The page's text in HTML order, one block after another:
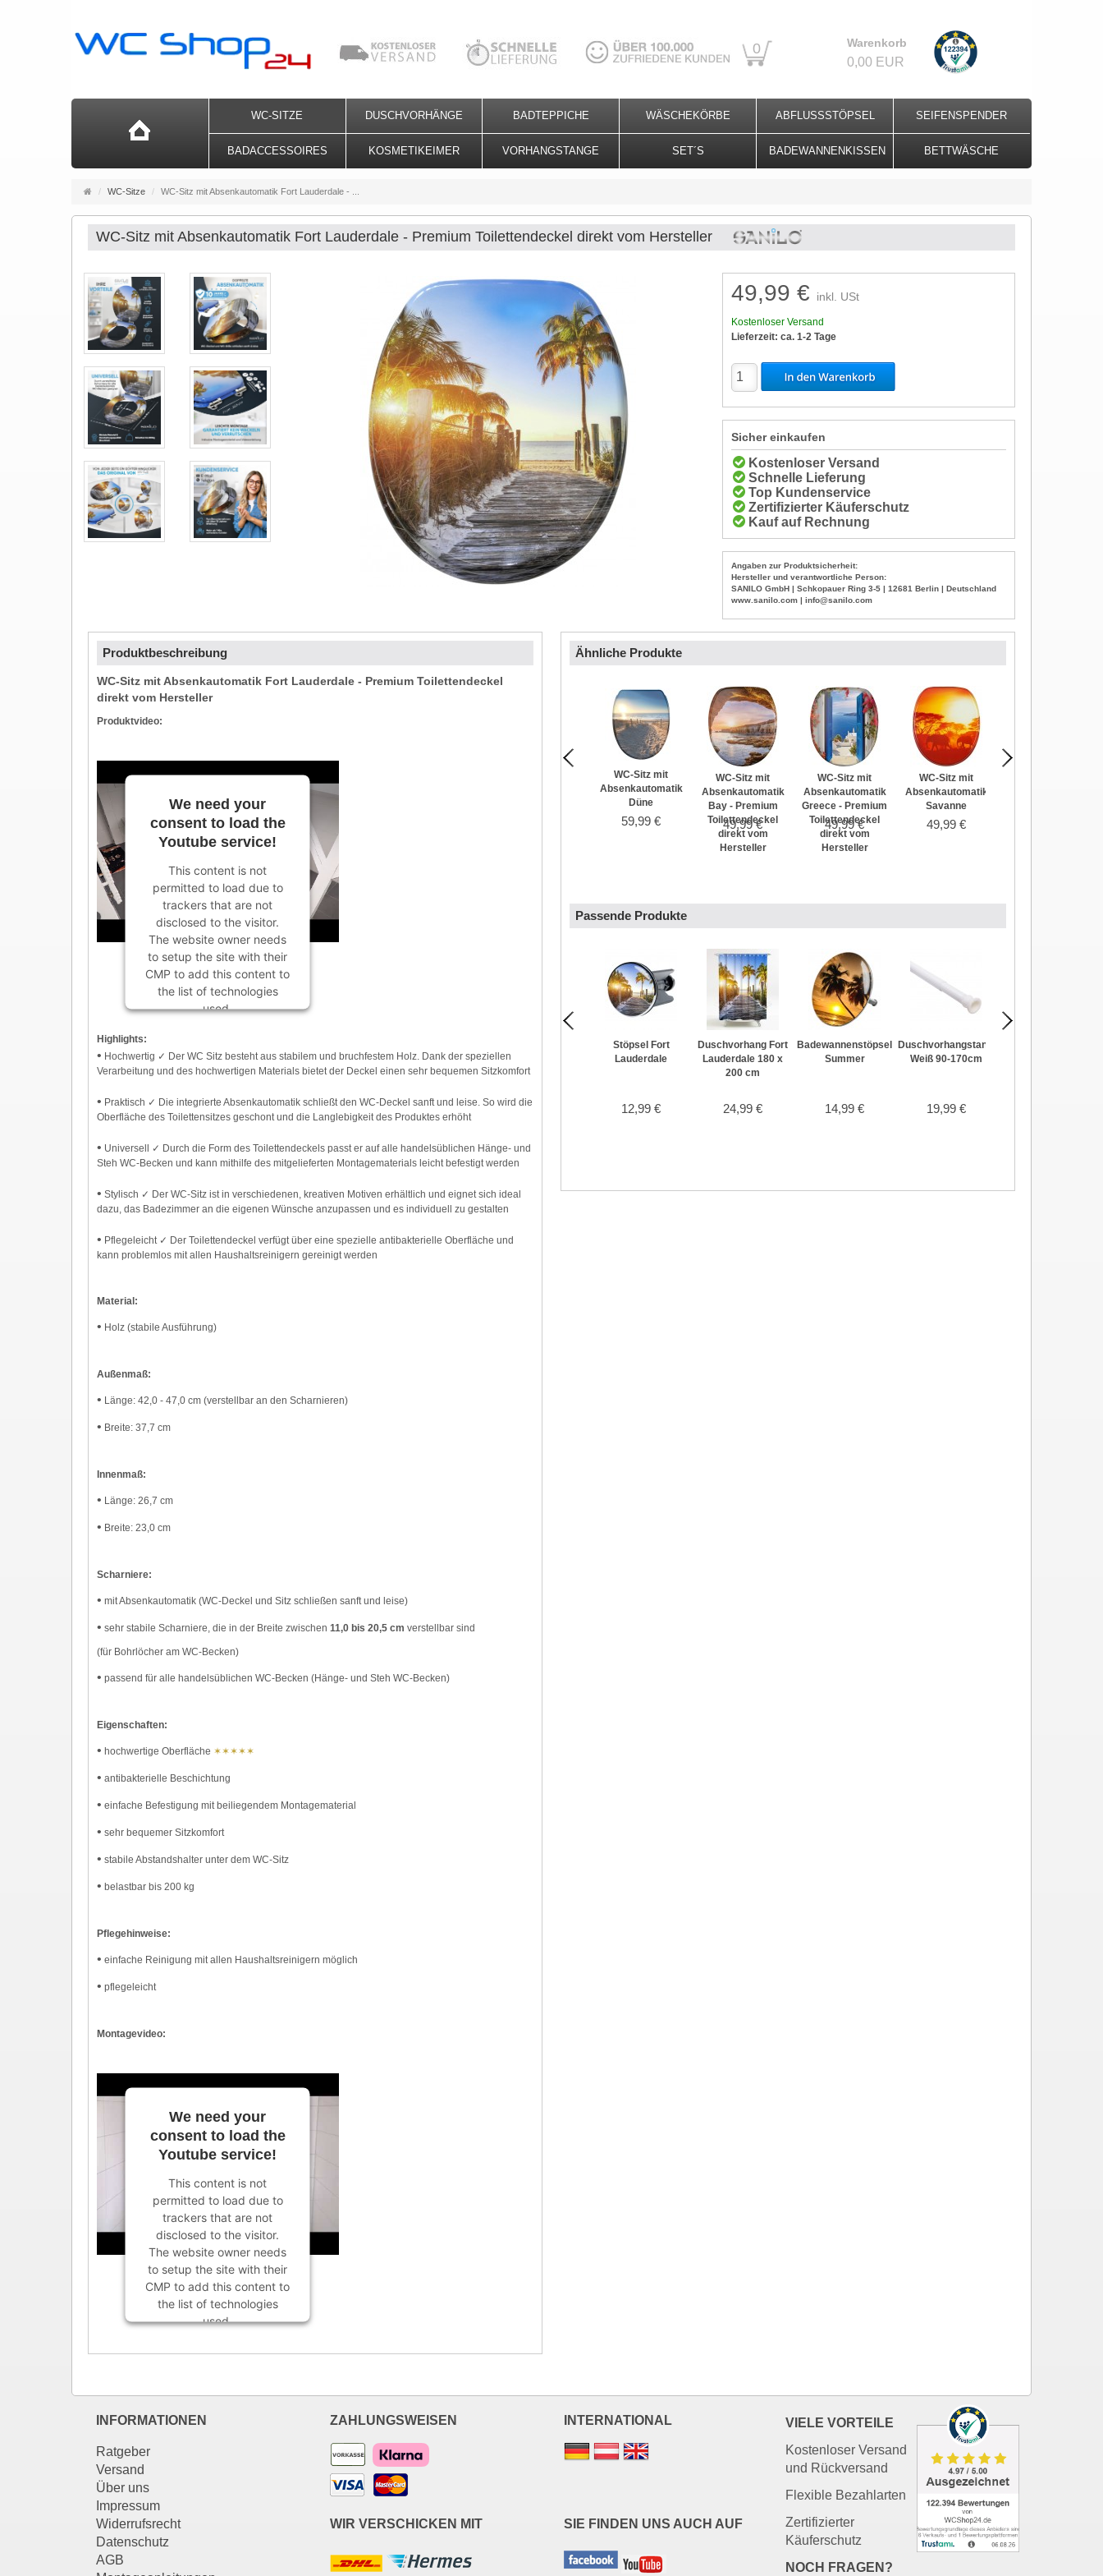
0 Warenkorb
0,00 EUR
WC-SITZE DUSCHVORHÄNGE BADTEPPICHE WÄSCHEKÖRBE ABFLUSSSTÖPSEL SEIFENSPENDER
BADACCESSOIRES KOSMETIKEIMER VORHANGSTANGE SET´S BADEWANNENKISSEN BETTWÄSCHE
Startseite
WC-Sitze WC-Sitz mit Absenkautomatik Fort Lauderdale - ...
WC-Sitz mit Absenkautomatik Fort Lauderdale - Premium Toilettendeckel direkt vom Hersteller
49,99 € inkl. USt
Kostenloser Versand
Lieferzeit: ca. 1-2 Tage
Sicher einkaufen
Kostenloser Versand
Schnelle Lieferung
Top Kundenservice
Zertifizierter Käuferschutz
Kauf auf Rechnung
Angaben zur Produktsicherheit:
Hersteller und verantwortliche Person:
SANILO GmbH | Schkopauer Ring 3-5 | 12681 Berlin | Deutschland
www.sanilo.com | info@sanilo.com
Produktbeschreibung
WC-Sitz mit Absenkautomatik Fort Lauderdale - Premium Toilettendeckel
direkt vom Hersteller
Produktvideo:
We need your
consent to load the
Youtube service!
This content is not
permitted to load due to
trackers that are not
disclosed to the visitor.
The website owner needs
to setup the site with their
CMP to add this content to
the list of technologies
used.
Consent Management
Platform
Highlights:
• Hochwertig ✓ Der WC Sitz besteht aus stabilem und bruchfestem Holz. Dank der speziellen
Verarbeitung und des hochwertigen Materials bietet der Deckel einen sehr bequemen Sitzkomfort
• Praktisch ✓ Die integrierte Absenkautomatik schließt den WC-Deckel sanft und leise. So wird die
Oberfläche des Toilettensitzes geschont und die Langlebigkeit des Produktes erhöht
• Universell ✓ Durch die Form des Toilettendeckels passt er auf alle handelsüblichen Hänge- und
Steh WC-Becken und kann mithilfe des mitgelieferten Montagematerials leicht befestigt werden
• Stylisch ✓ Der WC-Sitz ist in verschiedenen, kreativen Motiven erhältlich und eignet sich ideal
dazu, das Badezimmer an die eigenen Wünsche anzupassen und es individuell zu gestalten
• Pflegeleicht ✓ Der Toilettendeckel verfügt über eine spezielle antibakterielle Oberfläche und
kann problemlos mit allen Haushaltsreinigern gereinigt werden
Material:
• Holz (stabile Ausführung)
Außenmaß:
• Länge: 42,0 - 47,0 cm (verstellbar an den Scharnieren)
• Breite: 37,7 cm
Innenmaß:
• Länge: 26,7 cm
• Breite: 23,0 cm
Scharniere:
• mit Absenkautomatik (WC-Deckel und Sitz schließen sanft und leise)
• sehr stabile Scharniere, die in der Breite zwischen 11,0 bis 20,5 cm verstellbar sind
(für Bohrlöcher am WC-Becken)
• passend für alle handelsüblichen WC-Becken (Hänge- und Steh WC-Becken)
Eigenschaften:
• hochwertige Oberfläche ✶✶✶✶✶
• antibakterielle Beschichtung
• einfache Befestigung mit beiliegendem Montagematerial
• sehr bequemer Sitzkomfort
• stabile Abstandshalter unter dem WC-Sitz
• belastbar bis 200 kg
Pflegehinweise:
• einfache Reinigung mit allen Haushaltsreinigern möglich
• pflegeleicht
Montagevideo:
We need your
consent to load the
Youtube service!
This content is not
permitted to load due to
trackers that are not
disclosed to the visitor.
The website owner needs
to setup the site with their
CMP to add this content to
the list of technologies
used.
Ähnliche Produkte
WC-Sitz mit
Absenkautomatik
Düne
59,99 €
WC-Sitz mit
Absenkautomatik
Bay - Premium
Toilettendeckel
direkt vom
Hersteller
49,99 €
WC-Sitz mit
Absenkautomatik
Greece - Premium
Toilettendeckel
direkt vom
Hersteller
49,99 €
WC-Sitz mit
Absenkautomatik
Savanne
49,99 €
Passende Produkte
Stöpsel Fort
Lauderdale
12,99 €
Duschvorhang Fort
Lauderdale 180 x
200 cm
24,99 €
Badewannenstöpsel
Summer
14,99 €
Duschvorhangstange
Weiß 90-170cm
19,99 €
VIELE VORTEILE
Kostenloser Versand
und Rückversand
Flexible Bezahlarten
Zertifizierter
Käuferschutz
NOCH FRAGEN?
INFORMATIONEN
Ratgeber
Versand
Über uns
Impressum
Widerrufsrecht
Datenschutz
AGB
ZAHLUNGSWEISEN INTERNATIONAL
WIR VERSCHICKEN MIT SIE FINDEN UNS AUCH AUF